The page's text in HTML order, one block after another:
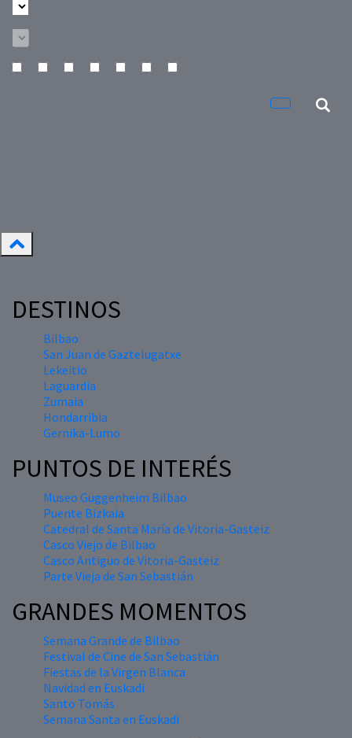
DESTINOS
Bilbao
San Juan de Gaztelugatxe
Lekeitio
Laguardia
Zumaia
Hondarribia
Gernika-Lumo
PUNTOS DE INTERÉS
Museo Guggenheim Bilbao
Puente Bizkaia
Catedral de Santa María de Vitoria-Gasteiz
Casco Viejo de Bilbao
Casco Antiguo de Vitoria-Gasteiz
Parte Vieja de San Sebastián
GRANDES MOMENTOS
Semana Grande de Bilbao
Festival de Cine de San Sebastián
Fiestas de la Virgen Blanca
Navidad en Euskadi
Santo Tomás
Semana Santa en Euskadi